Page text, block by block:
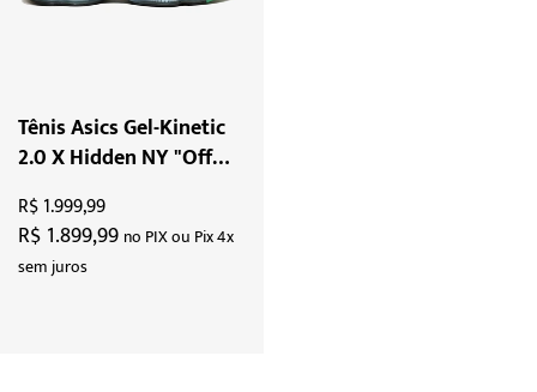
Tênis Asics Gel-Kinetic
2.0 X Hidden NY "Off
R$ 1.899,99 no PIX ou Pix 4x
sem juros
R$ 1.999,99